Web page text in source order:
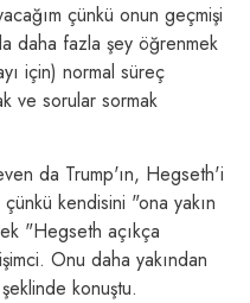
çünkü onun geçmişi
daha fazla şey öğrenmek
için) normal süreç
ve sorular sormak
da Trump'ın, Hegseth'i
çünkü kendisini "ona yakın
"Hegseth açıkça
Onu daha yakından
konuştu.